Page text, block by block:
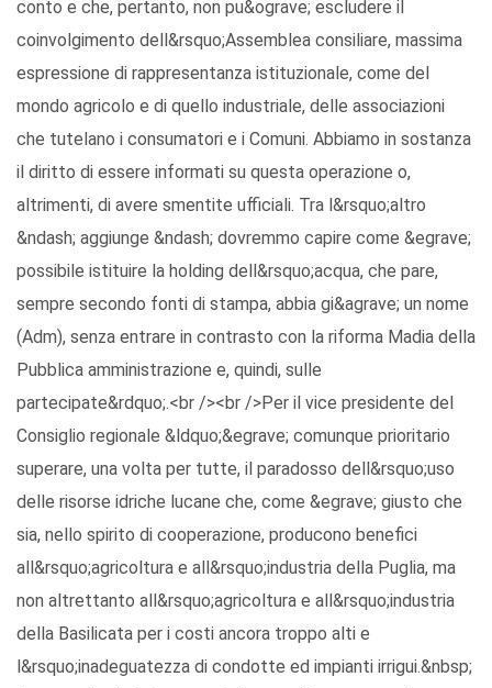
conto e che, pertanto, non pu&ograve; escludere il
coinvolgimento dell&rsquo;Assemblea consiliare, massima
espressione di rappresentanza istituzionale, come del
mondo agricolo e di quello industriale, delle associazioni
che tutelano i consumatori e i Comuni. Abbiamo in sostanza
il diritto di essere informati su questa operazione o,
altrimenti, di avere smentite ufficiali. Tra l&rsquo;altro
&ndash; aggiunge &ndash; dovremmo capire come &egrave;
possibile istituire la holding dell&rsquo;acqua, che pare,
sempre secondo fonti di stampa, abbia gi&agrave; un nome
(Adm), senza entrare in contrasto con la riforma Madia della
Pubblica amministrazione e, quindi, sulle
partecipate&rdquo;.<br /><br />Per il vice presidente del
Consiglio regionale &ldquo;&egrave; comunque prioritario
superare, una volta per tutte, il paradosso dell&rsquo;uso
delle risorse idriche lucane che, come &egrave; giusto che
sia, nello spirito di cooperazione, producono benefici
all&rsquo;agricoltura e all&rsquo;industria della Puglia, ma
non altrettanto all&rsquo;agricoltura e all&rsquo;industria
della Basilicata per i costi ancora troppo alti e
l&rsquo;inadeguatezza di condotte ed impianti irrigui.&nbsp;